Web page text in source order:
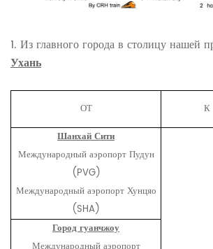
1. Из главного города в столицу нашей
Ухань
ОТ К
Шанхай Сити
Международный аэропорт Пудун
(PVG)
Международный аэропорт Хунцяо
(SHA)
Город гуанчжоу